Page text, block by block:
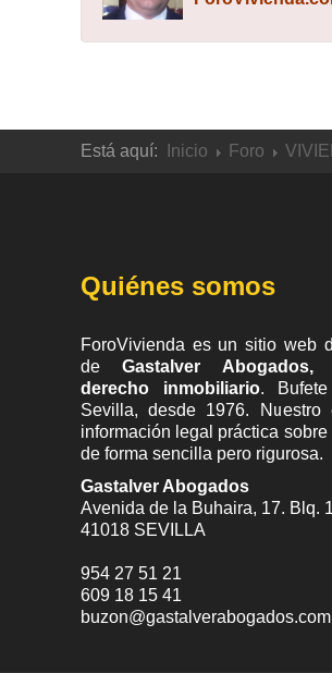
Está aquí: Inicio Foro
Quiénes somos
ForoVivienda es un sitio web
deGastalver Abogados,
derecho inmobiliario.
Sevilla, desde 1976. Nuestro
información legal práctica
de forma sencilla pero rigurosa.
Gastalver Abogados
Avenida de la Buhaira, 17. Blq.
41018 SEVILLA
954 27 51 21
609 18 15 41
buzon@gastalverabogados.com